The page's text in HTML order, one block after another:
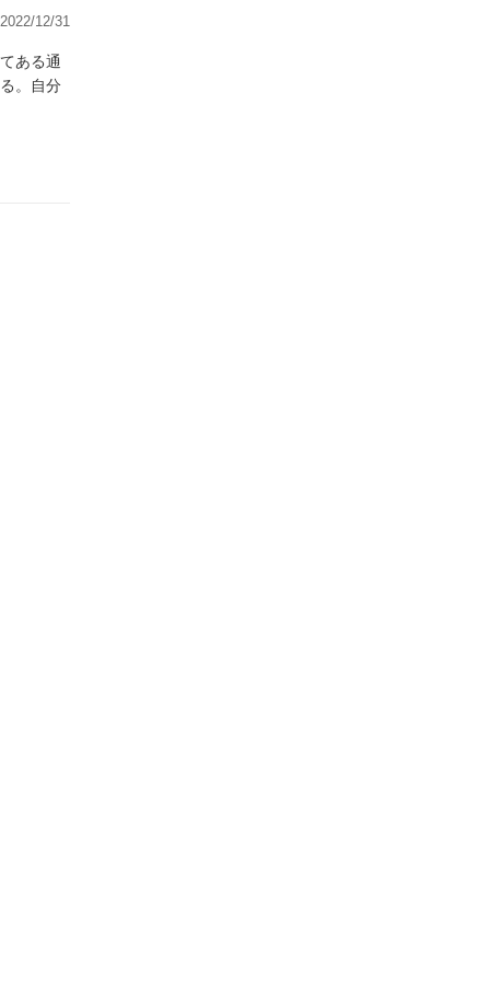
2022/12/31
ある通
。自分